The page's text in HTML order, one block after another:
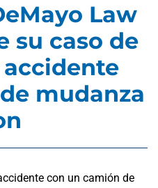
Law
su caso de
mudanza
con un camión de